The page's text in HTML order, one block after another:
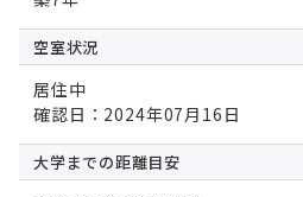
空室状況
居住中
確認日：2024年07月16日
大学までの距離目安